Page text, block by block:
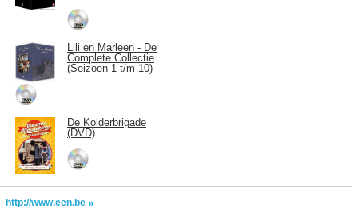
Lili en Marleen - De
Complete Collectie
(Seizoen 1 t/m 10)
De Kolderbrigade
(DVD)
http://www.een.be